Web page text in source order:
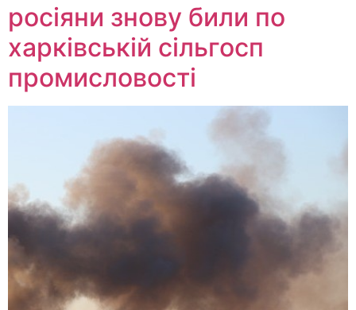
росіяни знову били по
харківській сільгосп
промисловості